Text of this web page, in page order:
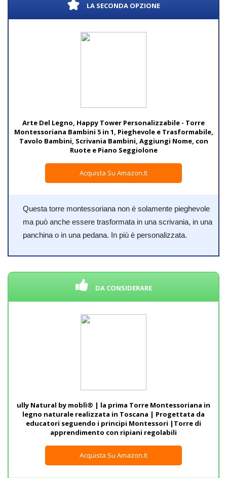
LA SECONDA OPZIONE
Arte Del Legno, Happy Tower Personalizzabile - Torre
Montessoriana Bambini 5 in 1, Pieghevole e Trasformabile,
Tavolo Bambini, Scrivania Bambini, Aggiungi Nome, con
Ruote e Piano Seggiolone
Acquista Su Amazon.it
Questa torre montessoriana non è solamente pieghevole
ma può anche essere trasformata in una scrivania, in una
panchina o in una pedana. In più è personalizzata.
DA CONSIDERARE
ully Natural by moblì® | la prima Torre Montessoriana in
legno naturale realizzata in Toscana | Progettata da
educatori seguendo i principi Montessori |Torre di
apprendimento con ripiani regolabili
Acquista Su Amazon.it